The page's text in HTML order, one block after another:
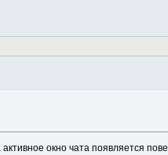
окно чата появляется